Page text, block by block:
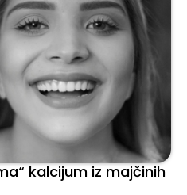
kalcijum iz majčinih